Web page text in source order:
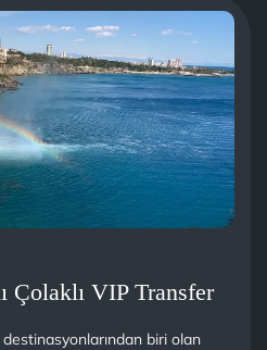
Çolaklı VIP Transfer
biri olan